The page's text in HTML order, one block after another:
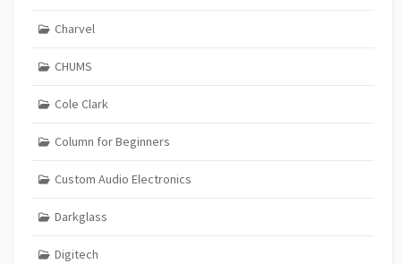
Charvel
CHUMS
Cole Clark
Column for Beginners
Custom Audio Electronics
Darkglass
Digitech